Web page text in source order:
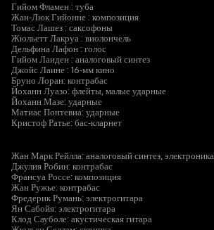
Гийом Фламен : туба
Жан-Люк Гийонне : композиция
Томас Лашез : саксофоны
Жюльетт Лакруа : виолончель
Дельфина Лафон : голос
Гийом Лаиден : аналоговый синтез
Джойс Лаине : 16-мм кино
Бруно Лоран: контрабас
Йоханн Луазо: флейты, малые ударные
Йоханн Мазе: ударные
Матиас Понтевиа: ударные
Кристоф Ратье: бас-кларнет
Жан Марк Рейлла: аналоговый синтез, электроника
Джулия Робин: контрабас
Франсуа Россе: композиция
Жан Ружье: контрабас
Фредерик Румань: электрогитара
Ян Сабойя: электрогитара
Клод Сауболе: акустическая гитара